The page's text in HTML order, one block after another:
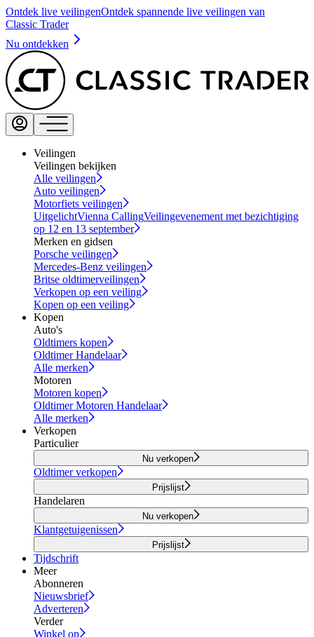
Ontdek live veilingenOntdek spannende live veilingen van
Classic Trader
Nu ontdekken
Veilingen
Veilingen bekijken
Alle veilingen
Auto veilingen
Motorfiets veilingen
UitgelichtVienna CallingVeilingevenement met bezichtiging
op 12 en 13 september
Merken en gidsen
Porsche veilingen
Mercedes-Benz veilingen
Britse oldtimerveilingen
Verkopen op een veiling
Kopen op een veiling
Kopen
Auto's
Oldtimers kopen
Oldtimer Handelaar
Alle merken
Motoren
Motoren kopen
Oldtimer Motoren Handelaar
Alle merken
Verkopen
Particulier
Nu verkopen
Oldtimer verkopen
Prijslijst
Handelaren
Nu verkopen
Klantgetuigenissen
Prijslijst
Tijdschrift
Meer
Abonneren
Nieuwsbrief
Adverteren
Verder
Winkel op